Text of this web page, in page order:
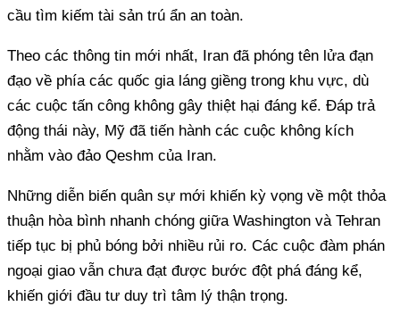
cầu tìm kiếm tài sản trú ẩn an toàn.
Theo các thông tin mới nhất, Iran đã phóng tên lửa đạn
đạo về phía các quốc gia láng giềng trong khu vực, dù
các cuộc tấn công không gây thiệt hại đáng kể. Đáp trả
động thái này, Mỹ đã tiến hành các cuộc không kích
nhằm vào đảo Qeshm của Iran.
Những diễn biến quân sự mới khiến kỳ vọng về một thỏa
thuận hòa bình nhanh chóng giữa Washington và Tehran
tiếp tục bị phủ bóng bởi nhiều rủi ro. Các cuộc đàm phán
ngoại giao vẫn chưa đạt được bước đột phá đáng kể,
khiến giới đầu tư duy trì tâm lý thận trọng.